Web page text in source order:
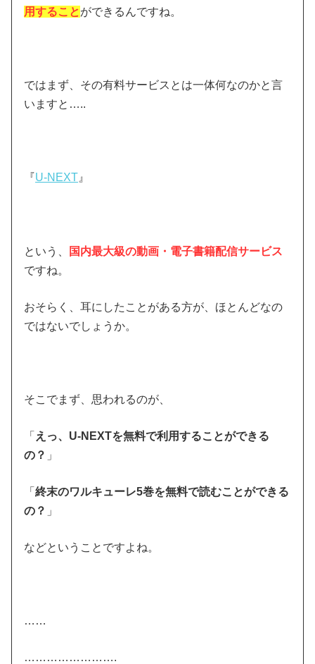
用することができるんですね。
ではまず、その有料サービスとは一体何なのかと言
いますと…..
『 U-NEXT』
という、
国内最大級の動画・電子書籍配信サービス
ですね。
おそらく、耳にしたことがある方が、ほとんどなの
ではないでしょうか。
そこでまず、思われるのが、
「 えっ、U-NEXTを無料で利用することができる
の？ 」
「終末のワルキューレ5巻を無料で読むことができる
の？ 」
などということですよね。
……
…………………….